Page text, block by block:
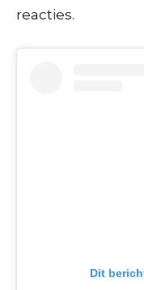
reacties.
Dit